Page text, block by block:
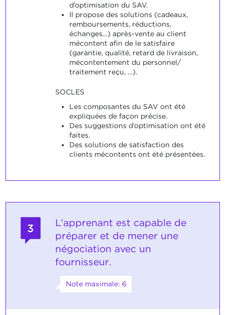
d’optimisation du SAV.
Il propose des solutions (cadeaux,
remboursements, réductions,
échanges…) après-vente au client
mécontent afin de le satisfaire
(garantie, qualité, retard de livraison,
mécontentement du personnel/
traitement reçu, …).
SOCLES
Les composantes du SAV ont été
expliquées de façon précise.
Des suggestions d’optimisation ont été
faites.
Des solutions de satisfaction des
clients mécontents ont été présentées.
3
L’apprenant est capable de
préparer et de mener une
négociation avec un
fournisseur.
Note maximale: 6